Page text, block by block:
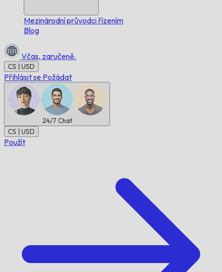
Mezinárodní průvodci řízením
Blog
Včas, zaručeně.
CS | USD
Přihlásit se Požádat
24/7 Chat
CS | USD
Použít